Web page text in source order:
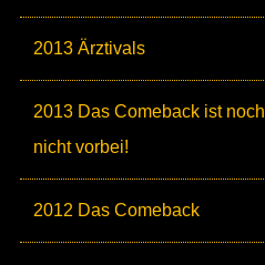
2013 Ärztivals
2013 Das Comeback ist noch
nicht vorbei!
2012 Das Comeback